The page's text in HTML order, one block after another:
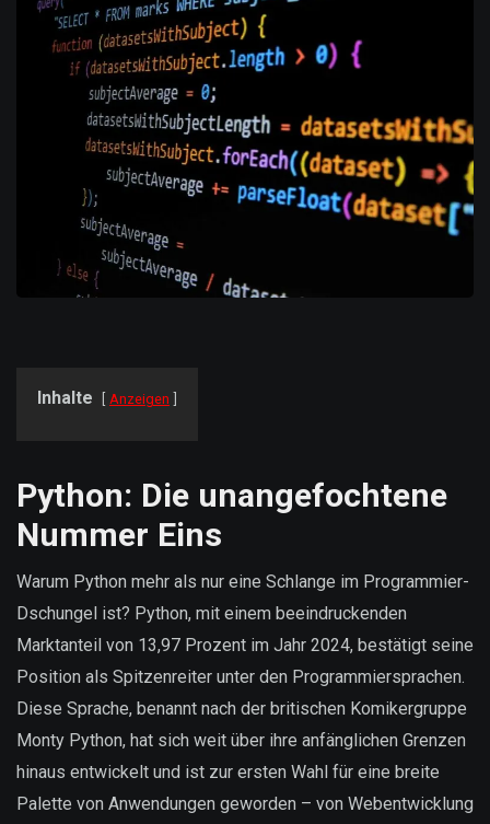
Inhalte Anzeigen
Python: Die unangefochtene
Nummer Eins
Warum Python mehr als nur eine Schlange im Programmier-
Dschungel ist? Python, mit einem beeindruckenden
Marktanteil von 13,97 Prozent im Jahr 2024, bestätigt seine
Position als Spitzenreiter unter den Programmiersprachen.
Diese Sprache, benannt nach der britischen Komikergruppe
Monty Python, hat sich weit über ihre anfänglichen Grenzen
hinaus entwickelt und ist zur ersten Wahl für eine breite
Palette von Anwendungen geworden – von Webentwicklung